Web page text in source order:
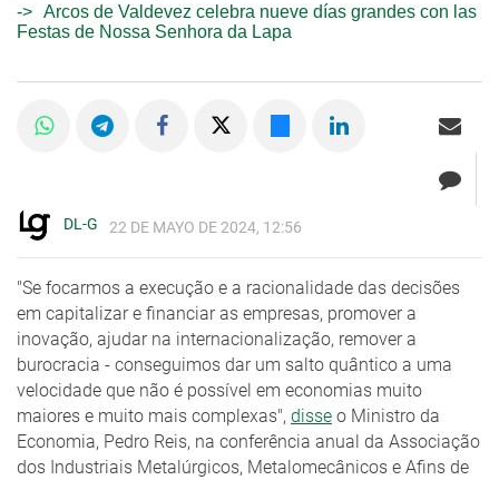
Arcos de Valdevez celebra nueve días grandes con las
Festas de Nossa Senhora da Lapa
DL-G 22 DE MAYO DE 2024, 12:56
"Se focarmos a execução e a racionalidade das decisões
em capitalizar e financiar as empresas, promover a
inovação, ajudar na internacionalização, remover a
burocracia - conseguimos dar um salto quântico a uma
velocidade que não é possível em economias muito
maiores e muito mais complexas", disse o Ministro da
Economia, Pedro Reis, na conferência anual da Associação
dos Industriais Metalúrgicos, Metalomecânicos e Afins de